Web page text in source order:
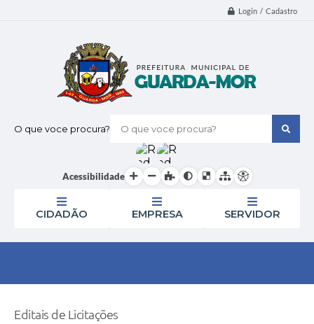
Login / Cadastro
O que voce procura?
Acessibilidade
CIDADÃO EMPRESA SERVIDOR
Editais de Licitações